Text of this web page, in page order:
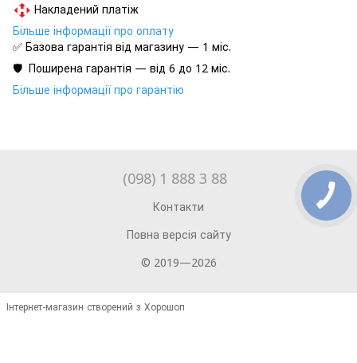
Накладений платіж
Більше інформації про оплату
✅ Базова гарантія від магазину — 1 міс.
🛡️ Поширена гарантія — від 6 до 12 міс.
Більше інформації про гарантію
(098) 1 888 3 88
Контакти
Повна версія сайту
© 2019—2026
Інтернет-магазин створений з Хорошоп